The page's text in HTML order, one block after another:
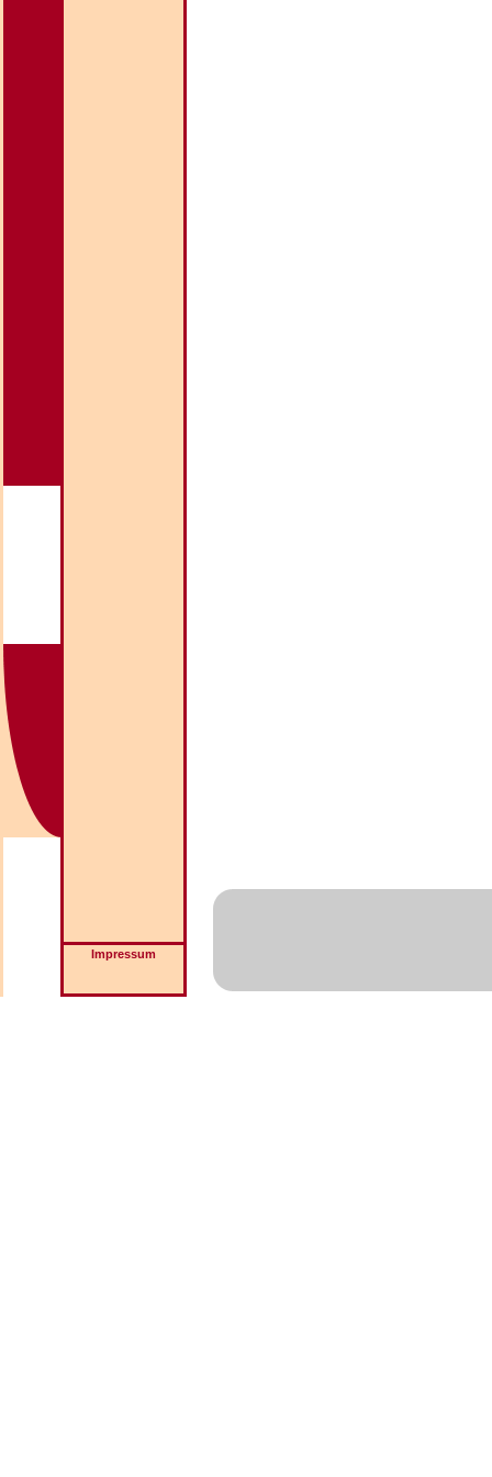
Impressum